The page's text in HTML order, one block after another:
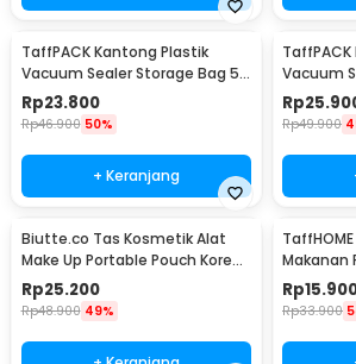
TaffPACK Kantong Plastik
Vacuum Sealer Storage Bag 5
PCS 35x50cm - ZKD002
Rp23.800
Rp46.900 50%
+ Keranjang
Vacuum
PCS
Rp
Rp49.900
Biutte.co Tas Kosmetik Alat
Make Up Portable Pouch Korean
Style - B4108
Rp25.200
Rp48.900 49%
Makanan
Thermal
Rp
Rp33.900